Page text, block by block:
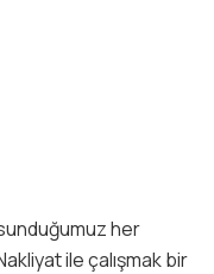
her
ile çalışmak bir